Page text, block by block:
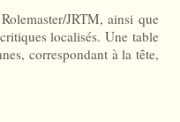
JRTM, ainsi que
localisés. Une table
correspondant à la tête,